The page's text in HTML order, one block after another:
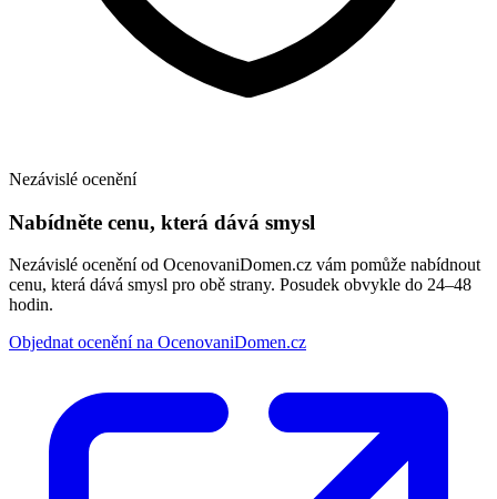
Nezávislé ocenění
Nabídněte cenu, která dává smysl
Nezávislé ocenění od OcenovaniDomen.cz vám pomůže nabídnout
cenu, která dává smysl pro obě strany. Posudek obvykle do 24–48
hodin.
Objednat ocenění na OcenovaniDomen.cz